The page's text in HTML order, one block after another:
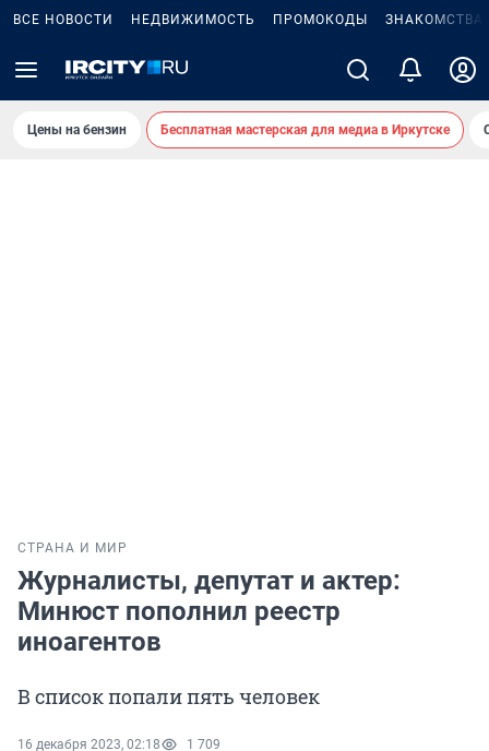
ВСЕ НОВОСТИ НЕДВИЖИМОСТЬ ПРОМОКОДЫ ЗНАКОМСТВА
Цены на бензин Бесплатная мастерская для медиа в Иркутске
СТРАНА И МИР
Журналисты, депутат и актер:
Минюст пополнил реестр
иноагентов
В список попали пять человек
16 декабря 2023, 02:18 1 709